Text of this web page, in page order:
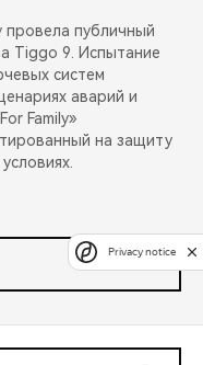
провела публичный
Tiggo 9. Испытание
систем
аварий и
Family»
на защиту
Privacy notice